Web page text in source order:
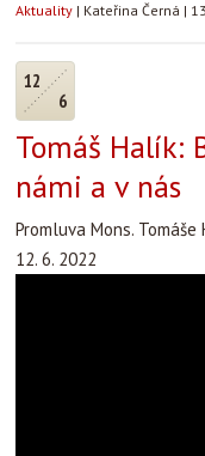
Aktuality | Kateřina Černá |
12
6
Tomáš Halík:
námi a v nás
Promluva Mons.
12. 6. 2022